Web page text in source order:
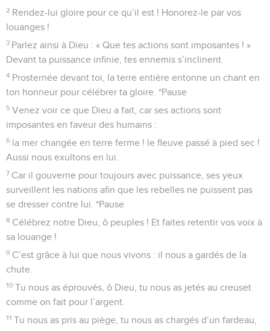
2 Rendez-lui gloire pour ce qu’il est ! Honorez-le par vos
louanges !
3 Parlez ainsi à Dieu : « Que tes actions sont imposantes ! »
Devant ta puissance infinie, tes ennemis s’inclinent.
4 Prosternée devant toi, la terre entière entonne un chant en
ton honneur pour célébrer ta gloire. *Pause
5 Venez voir ce que Dieu a fait, car ses actions sont
imposantes en faveur des humains :
6 la mer changée en terre ferme ! le fleuve passé à pied sec !
Aussi nous exultons en lui.
7 Car il gouverne pour toujours avec puissance, ses yeux
surveillent les nations afin que les rebelles ne puissent pas
se dresser contre lui. *Pause
8 Célébrez notre Dieu, ô peuples ! Et faites retentir vos voix à
sa louange !
9 C’est grâce à lui que nous vivons : il nous a gardés de la
chute.
10 Tu nous as éprouvés, ô Dieu, tu nous as jetés au creuset
comme on fait pour l’argent.
11 Tu nous as pris au piège, tu nous as chargés d’un fardeau,